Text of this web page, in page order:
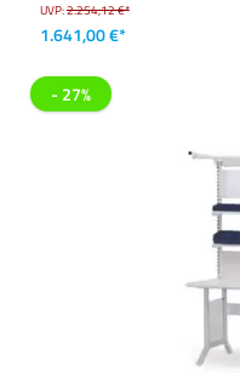
UVP:2.254,12 €*
1.641,00 €*
- 27%